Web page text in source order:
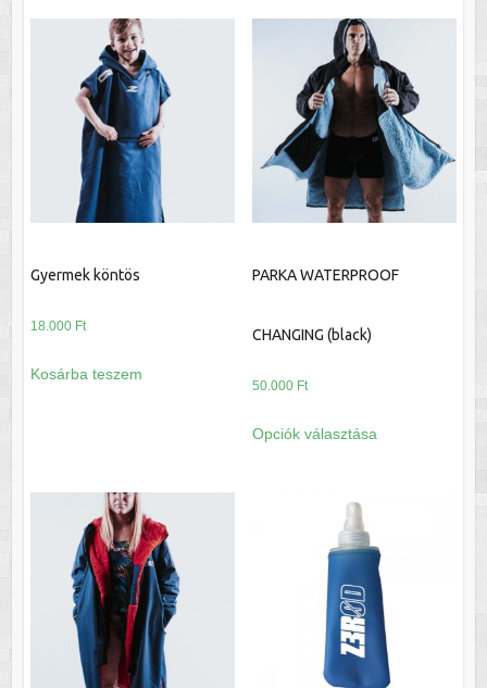
Gyermek köntös
18.000 Ft
Kosárba teszem
PARKA WATERPROOF
CHANGING (black)
50.000 Ft
Opciók választása
a
van.
A
változatok
a
termékoldalon
választhatók